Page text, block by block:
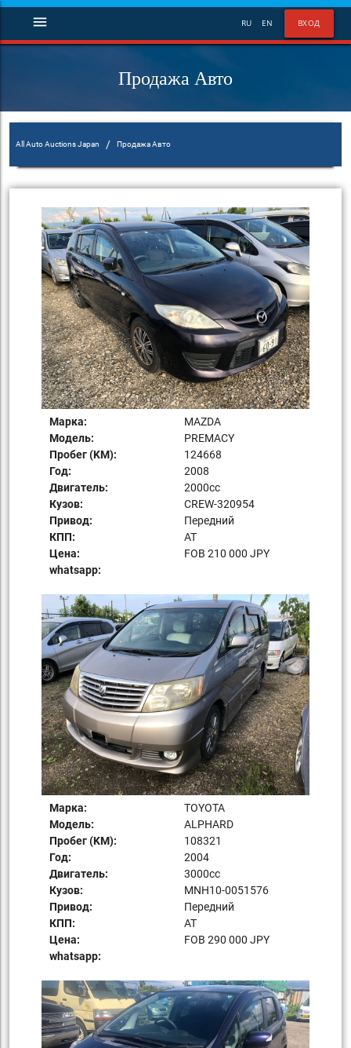
ВХОД
RU EN
menu
Продажа Авто
All Auto Auctions Japan / Продажа Авто
Марка:
MAZDA
Модель:
PREMACY
Пробег (KM):
124668
Год:
2008
Двигатель:
2000сс
Кузов:
CREW-320954
Привод:
Передний
КПП:
AT
Цена:
FOB 210 000 JPY
whatsapp:
Марка:
TOYOTA
Модель:
ALPHARD
Пробег (KM):
108321
Год:
2004
Двигатель:
3000сс
Кузов:
MNH10-0051576
Привод:
Передний
КПП:
AT
Цена:
FOB 290 000 JPY
whatsapp: